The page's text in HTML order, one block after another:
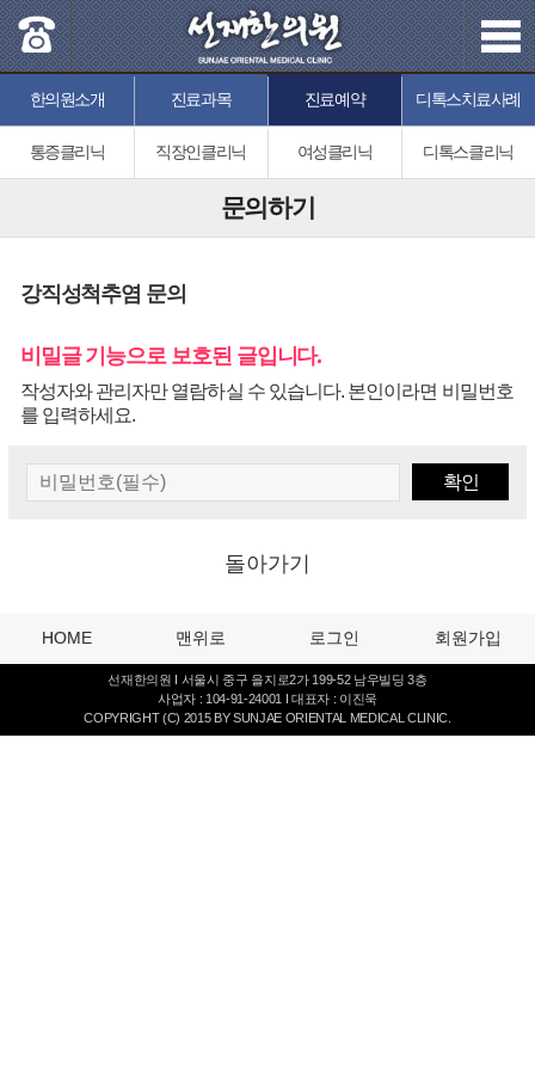
한의원소개 진료과목 진료예약 디톡스치료사례
통증클리닉 직장인클리닉 여성클리닉 디톡스클리닉
문의하기
강직성척추염 문의
비밀글 기능으로 보호된 글입니다.
작성자와 관리자만 열람하실 수 있습니다. 본인이라면 비밀번호
를 입력하세요.
돌아가기
HOME 맨위로 로그인 회원가입
선재한의원 I 서울시 중구 을지로2가 199-52 남우빌딩 3층
사업자 : 104-91-24001 I 대표자 : 이진욱
COPYRIGHT (C) 2015 BY SUNJAE ORIENTAL MEDICAL CLINIC.